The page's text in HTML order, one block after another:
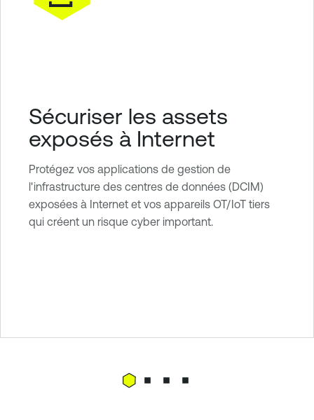
Sécuriser les assets
exposés à Internet
Protégez vos applications de gestion de
l'infrastructure des centres de données (DCIM)
exposées à Internet et vos appareils OT/IoT tiers
qui créent un risque cyber important.